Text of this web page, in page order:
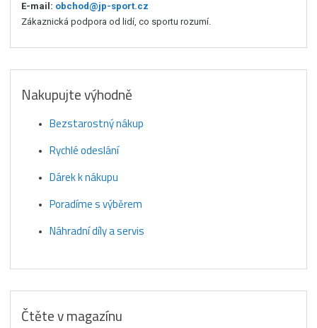
E-mail: obchod@jp-sport.cz
Zákaznická podpora od lidí, co sportu rozumí.
Nakupujte výhodně
Bezstarostný nákup
Rychlé odeslání
Dárek k nákupu
Poradíme s výběrem
Náhradní díly a servis
Čtěte v magazínu